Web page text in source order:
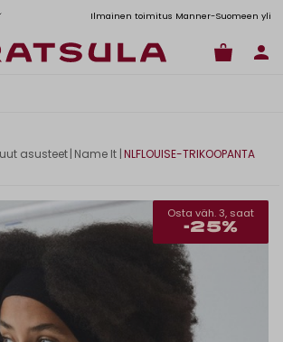
alk. 6,90€ Ilmainen toimitus Manner-Suomeen yli
asusteet | Name It |NLFLOUISE-TRIKOOPANTA
Osta väh. 3, saat
-25%